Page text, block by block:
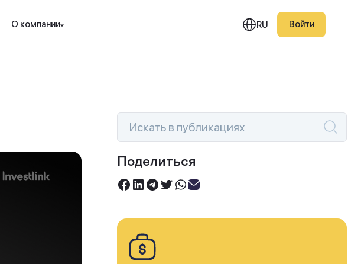
Торгуйте акциями без комиссий
О компании
Готовый портфель Smart
Selection — июль 2026
RU Войти
Поделиться
QR-код,